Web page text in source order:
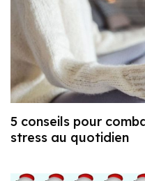
5 conseils pour
stress au quotidien